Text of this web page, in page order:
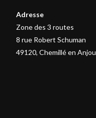
Adresse
Zone des 3 routes
8 rue Robert Schuman
49120, Chemillé en Anjou